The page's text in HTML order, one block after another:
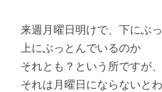
来週月曜日明けで、下にぶ
上にぶっとんでいるのか
それとも？という所ですが、
それは月曜日にならないと